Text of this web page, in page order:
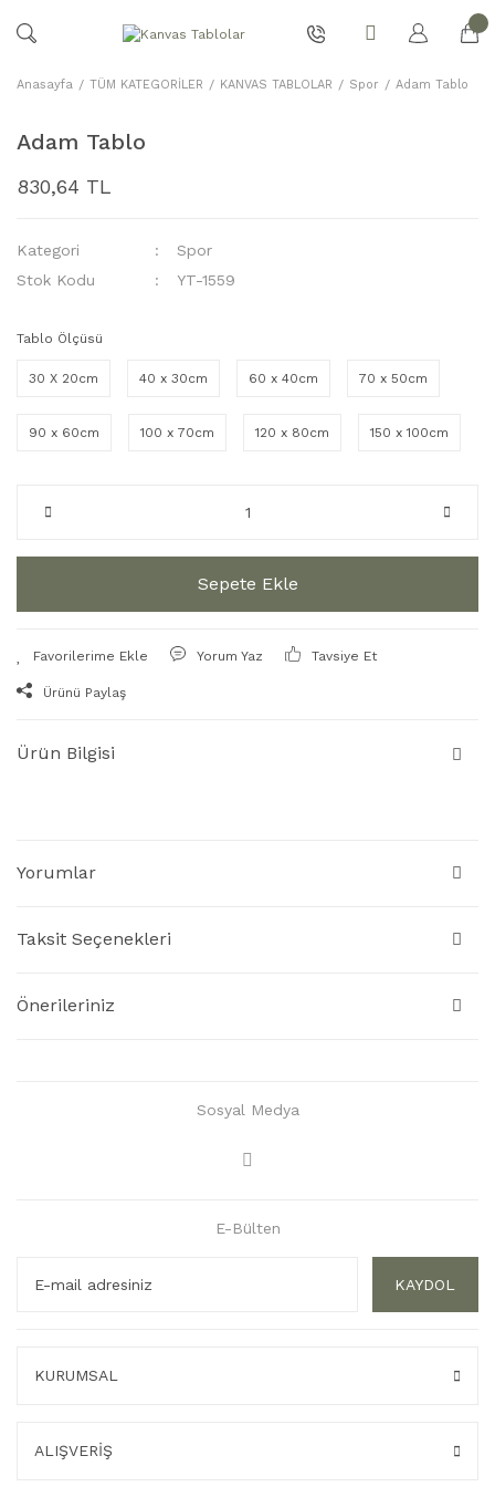
Anasayfa TÜM KATEGORİLER KANVAS TABLOLAR Spor Adam Tablo
Adam Tablo
830,64 TL
Kategori
Spor
Stok Kodu
YT-1559
Tablo Ölçüsü
30 X 20cm 40 x 30cm 60 x 40cm 70 x 50cm
90 x 60cm 100 x 70cm 120 x 80cm 150 x 100cm
Sepete Ekle
Yorum Yaz Tavsiye Et
Ürünü Paylaş
Ürün Bilgisi
Yorumlar
Taksit Seçenekleri
Önerileriniz
Sosyal Medya
E-Bülten
KAYDOL
KURUMSAL
ALIŞVERİŞ